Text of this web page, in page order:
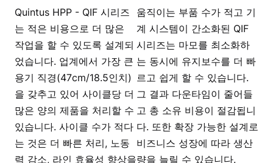
Quintus HPP - QIF 시리즈
는 적은 비용으로 더 많은
작업을 할 수 있도록 설계되
었습니다. 업계에서 가장 큰
용기 직경(47cm/18.5인치)
을 갖추고 있어 사이클당 더
많은 양의 제품을 처리할 수
있습니다. 사이클 수가 적다
는 것은 더 빠른 처리, 노동
력 감소, 라인 효율성 향상을
움직이는 부품 수가 적고 기
계 시스템이 간소화된 QIF
시리즈는 마모를 최소화하
는 동시에 유지보수를 더 빠
르고 쉽게 할 수 있습니다.
그 결과 다운타임이 줄어들
고 총 소유 비용이 절감됩니
다. 또한 확장 가능한 설계로
비즈니스 성장에 따라 생산
량을 늘릴 수 있습니다.